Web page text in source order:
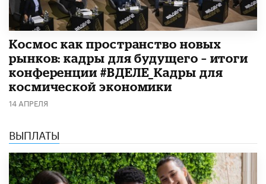
Космос как пространство новых
рынков: кадры для будущего – итоги
конференции #ВДЕЛЕ_Кадры для
космической экономики
14 АПРЕЛЯ
ВЫПЛАТЫ